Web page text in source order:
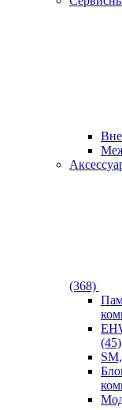
(368)
(45)